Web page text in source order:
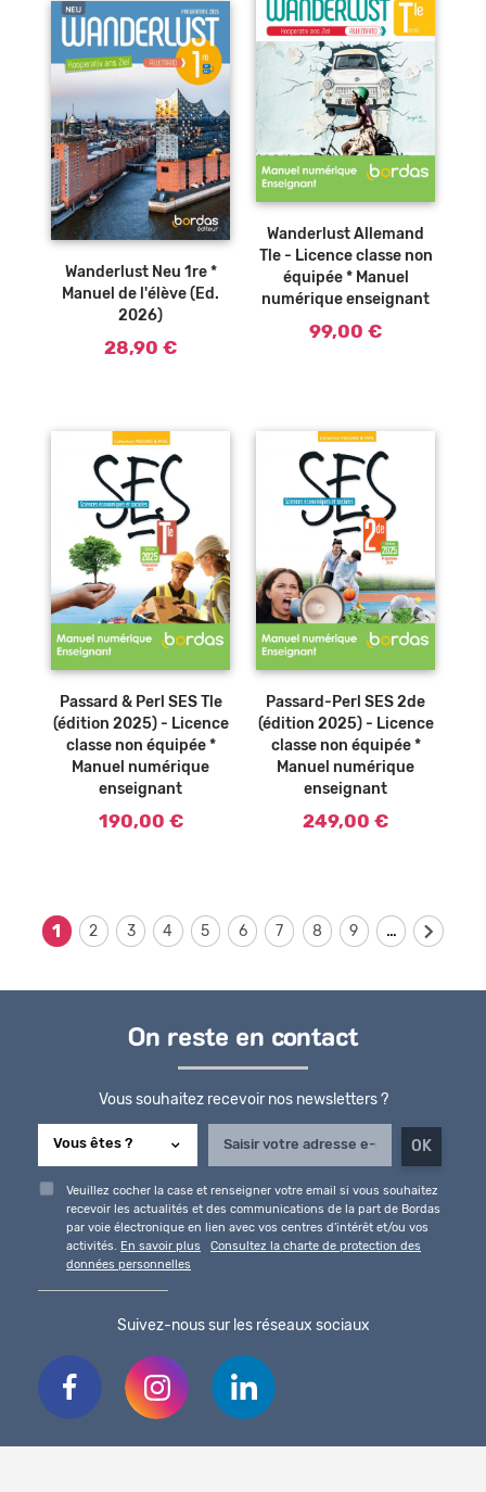
Ajouter au
Wanderlust Neu 1re *
Manuel de l'élève (Ed.
2026)
28,90 €
Wanderlust Allemand
Tle - Licence classe non
équipée * Manuel
numérique enseignant
99,00 €
Passard & Perl SES Tle
(édition 2025) - Licence
classe non équipée *
Manuel numérique
enseignant
190,00 €
Passard-Perl SES 2de
(édition 2025) - Licence
classe non équipée *
Manuel numérique
enseignant
249,00 €
1 2 3 4 5 6 7 8 9 …
On reste en contact
Vous souhaitez recevoir nos newsletters ?
Veuillez cocher la case et renseigner votre email si vous souhaitez
recevoir les actualités et des communications de la part de Bordas
par voie électronique en lien avec vos centres d'intérêt et/ou vos
activités.
En savoir plus
Consultez la charte de protection des
données personnelles
Suivez-nous sur les réseaux sociaux